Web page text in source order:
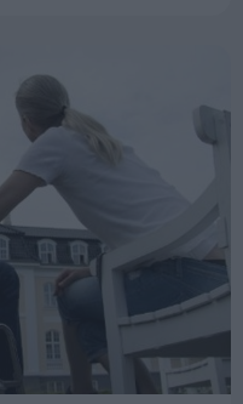
anledning
butikker